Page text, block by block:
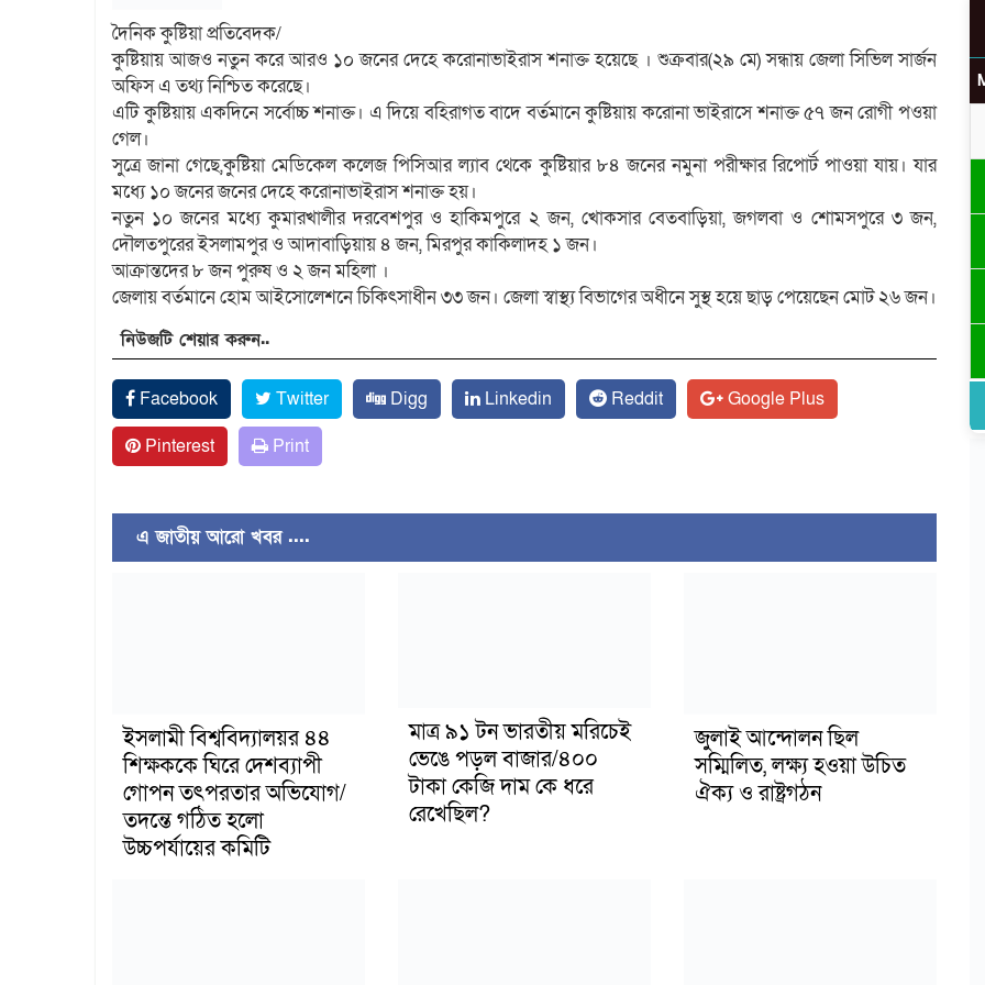
দৈনিক কুষ্টিয়া প্রতিবেদক/
কুষ্টিয়ায় আজও নতুন করে আরও ১০ জনের দেহে করোনাভাইরাস শনাক্ত হয়েছে । শুক্রবার(২৯ মে) সন্ধায় জেলা সিভিল সার্জন
অফিস এ তথ্য নিশ্চিত করেছে।
এটি কুষ্টিয়ায় একদিনে সর্বোচ্চ শনাক্ত। এ দিয়ে ব‌হিরাগত বা‌দে বর্তমানে কুষ্টিয়ায় ক‌রোনা ভাইরাসে শনাক্ত ৫৭ জন রোগী পওয়া
গেল।
সু‌ত্রে জানা গে‌ছে,কুষ্টিয়া মেডিকেল কলেজ পিসিআর ল্যাব থেকে কুষ্টিয়ার ৮৪ জনের নমুনা পরীক্ষার রিপোর্ট পাওয়া যায়। যার
মধ্যে ১০ জনের জনের দেহে করোনাভাইরাস শনাক্ত হয়।
নতুন ১০ জনের মধ্যে কুমারখালীর দরবেশপুর ও হাকিমপুরে ২ জন, খোকসার বেতবাড়িয়া, জগলবা ও শোমসপুরে ৩ জন,
দৌলতপুরের ইসলামপুর ও আদাবাড়িয়ায় ৪ জন, মিরপুর কাকিলাদহ ১ জন।
আক্রান্তদের ৮ জন পুরুষ ও ২ জন মহিলা ।
জেলায় বর্তমানে হোম আইসোলেশনে চিকিৎসাধীন ৩৩ জন। জেলা স্বাস্থ্য বিভাগের অধীনে সুস্থ হয়ে ছাড় পেয়েছেন মোট ২৬ জন।
নিউজটি শেয়ার করুন..
Facebook Twitter Digg Linkedin Reddit
Google Plus
Pinterest
Print
এ জাতীয় আরো খবর ....
ইসলামী বিশ্ববিদ্যালয়র ৪৪
শিক্ষককে ঘিরে দেশব্যাপী
গোপন তৎপরতার অভিযোগ/
তদন্তে গঠিত হলো
উচ্চপর্যায়ের কমিটি
মাত্র ৯১ টন ভারতীয় মরিচেই
ভেঙে পড়ল বাজার/৪০০
টাকা কেজি দাম কে ধরে
রেখেছিল?
জুলাই আন্দোলন ছিল
সম্মিলিত, লক্ষ্য হওয়া উচিত
ঐক্য ও রাষ্ট্রগঠন